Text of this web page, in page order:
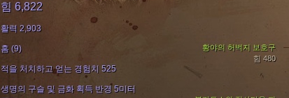
황야의 허벅지 보호구
힘 480
힘 6,822
활력 2,903
홈 (9)
적을 처치하고 얻는 경험치 525
생명의 구슬 및 금화 획득 반경 5미터